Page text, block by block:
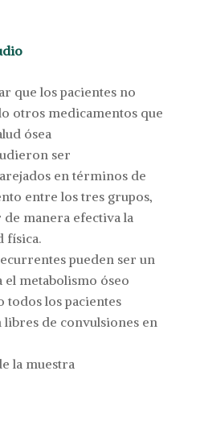
que los pacientes no
otros medicamentos que
ósea
ser
en términos de
entre los tres grupos,
manera efectiva la
física.
pueden ser un
metabolismo óseo
todos los pacientes
de convulsiones en
la muestra